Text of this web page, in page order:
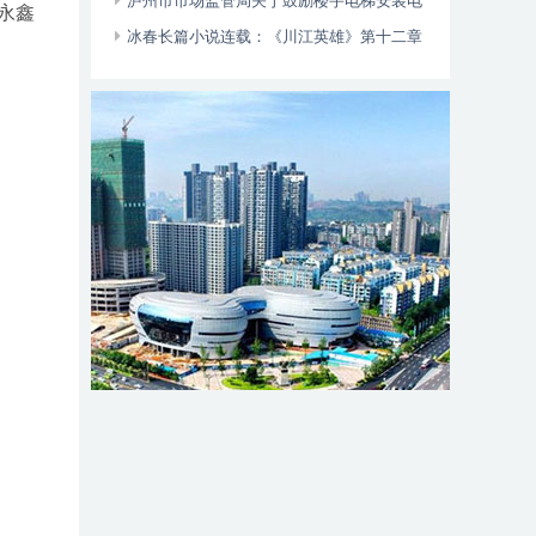
鑫
动自行车智能阻止系统的倡议书
冰春长篇小说连载：《川江英雄》第十二章